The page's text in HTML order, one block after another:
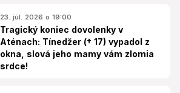
23. júl. 2026 o 19:00
Tragický koniec dovolenky v
Aténach: Tínedžer († 17) vypadol z
okna, slová jeho mamy vám zlomia
srdce!